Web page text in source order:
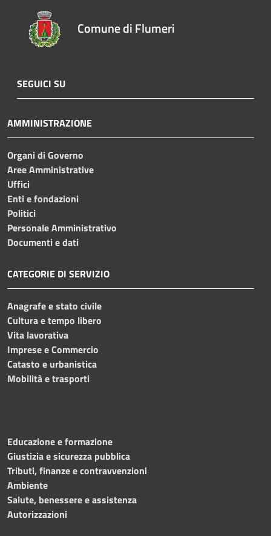
Comune di Flumeri
SEGUICI SU
AMMINISTRAZIONE
Organi di Governo
Aree Amministrative
Uffici
Enti e fondazioni
Politici
Personale Amministrativo
Documenti e dati
CATEGORIE DI SERVIZIO
Anagrafe e stato civile
Cultura e tempo libero
Vita lavorativa
Imprese e Commercio
Catasto e urbanistica
Mobilità e trasporti
Educazione e formazione
Giustizia e sicurezza pubblica
Tributi, finanze e contravvenzioni
Ambiente
Salute, benessere e assistenza
Autorizzazioni